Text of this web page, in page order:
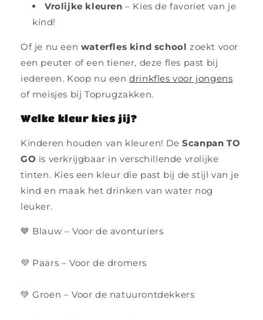
Vrolijke kleuren – Kies de favoriet van je
kind!
Of je nu een waterfles kind school zoekt voor
een peuter of een tiener, deze fles past bij
iedereen. Koop nu eendrinkfles voor jongens
of meisjes bij Toprugzakken.
Welke kleur kies jij?
Kinderen houden van kleuren! DeScanpan TO
GO is verkrijgbaar in verschillende vrolijke
tinten. Kies een kleur die past bij de stijl van je
kind en maak het drinken van water nog
leuker.
💙 Blauw – Voor de avonturiers
💜 Paars – Voor de dromers
💚 Groen – Voor de natuurontdekkers